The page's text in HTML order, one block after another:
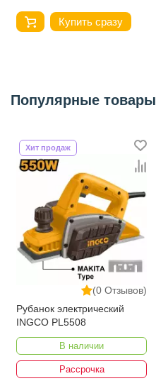
Купить сразу
Популярные товары
(0 Отзывов)
Хит продаж
Рубанок электрический
INGCO PL5508
В наличии
Рассрочка